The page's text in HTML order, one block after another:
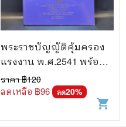
พระราชบัญญัติคุ้มครอง
แรงงาน พ.ศ.2541 พร้อม
ประกาศ กฎกระทรวง และ
พระราชกฤษฎีกา
ราคา ฿120
ลดเหลือ ฿96 ลด20%
shopping_cart